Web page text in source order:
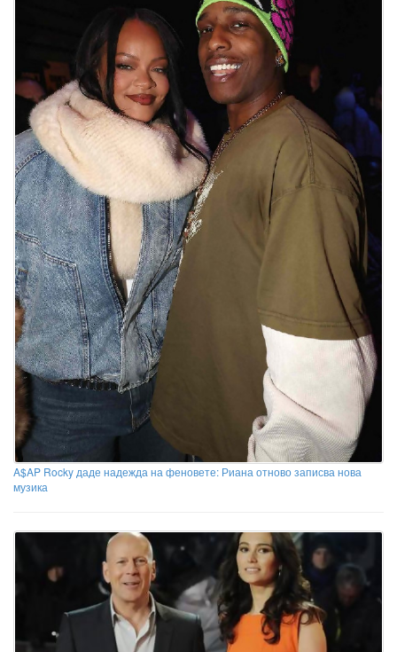
A$AP Rocky даде надежда на феновете: Риана отново записва нова
музика